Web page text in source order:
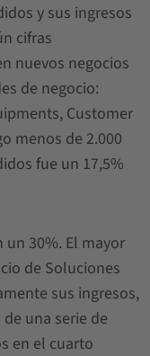
y sus ingresos
cifras
nuevos negocios
de negocio:
Customer
menos de 2.000
fue un 17,5%
30%. El mayor
de Soluciones
sus ingresos,
una serie de
en el cuarto